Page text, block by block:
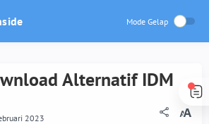
Alternatif IDM
2023